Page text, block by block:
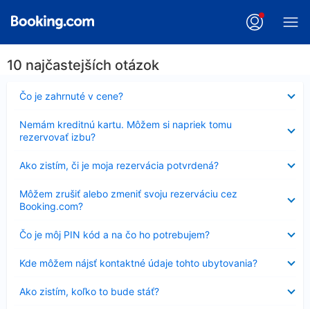
10 najčastejších otázok
Čo je zahrnuté v cene?
Nezobrazuje
sa
Nemám kreditnú kartu. Môžem si napriek tomu
rezervovať izbu?
sa
Ako zistím, či je moja rezervácia potvrdená?
sa
Môžem zrušiť alebo zmeniť svoju rezerváciu cez
Booking.com?
sa
Čo je môj PIN kód a na čo ho potrebujem?
Nezobrazuje
sa
Kde môžem nájsť kontaktné údaje tohto ubytovania?
sa
Ako zistím, koľko to bude stáť?
sa